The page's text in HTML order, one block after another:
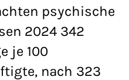
psychische
2024 342
je 100
nach 323